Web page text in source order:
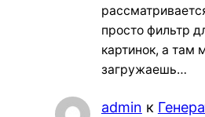
просто фильтр
картинок, а там
загружаешь…
admin к